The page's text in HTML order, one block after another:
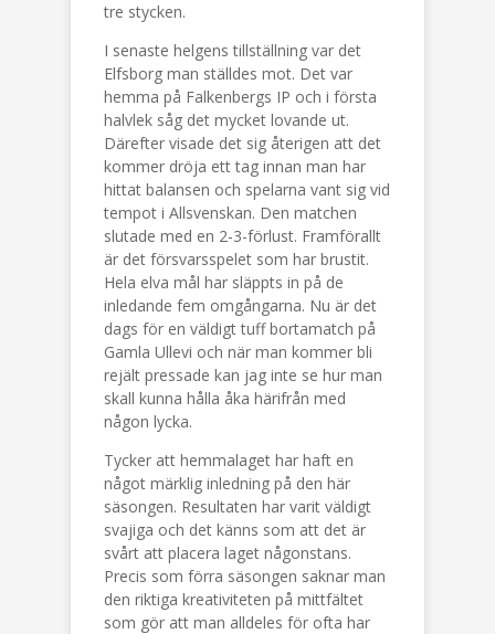
tre stycken.
I senaste helgens tillställning var det
Elfsborg man ställdes mot. Det var
hemma på Falkenbergs IP och i första
halvlek såg det mycket lovande ut.
Därefter visade det sig återigen att det
kommer dröja ett tag innan man har
hittat balansen och spelarna vant sig vid
tempot i Allsvenskan. Den matchen
slutade med en 2-3-förlust. Framförallt
är det försvarsspelet som har brustit.
Hela elva mål har släppts in på de
inledande fem omgångarna. Nu är det
dags för en väldigt tuff bortamatch på
Gamla Ullevi och när man kommer bli
rejält pressade kan jag inte se hur man
skall kunna hålla åka härifrån med
någon lycka.
Tycker att hemmalaget har haft en
något märklig inledning på den här
säsongen. Resultaten har varit väldigt
svajiga och det känns som att det är
svårt att placera laget någonstans.
Precis som förra säsongen saknar man
den riktiga kreativiteten på mittfältet
som gör att man alldeles för ofta har